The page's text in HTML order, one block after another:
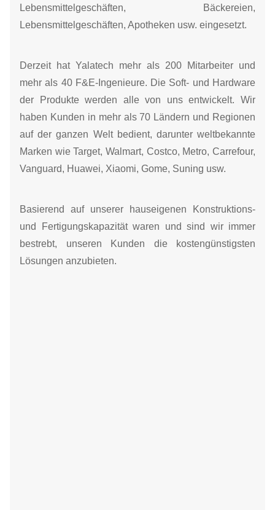
Lebensmittelgeschäften, Bäckereien,
Lebensmittelgeschäften, Apotheken usw. eingesetzt.
Derzeit hat Yalatech mehr als 200 Mitarbeiter und
mehr als 40 F&E-Ingenieure. Die Soft- und Hardware
der Produkte werden alle von uns entwickelt. Wir
haben Kunden in mehr als 70 Ländern und Regionen
auf der ganzen Welt bedient, darunter weltbekannte
Marken wie Target, Walmart, Costco, Metro, Carrefour,
Vanguard, Huawei, Xiaomi, Gome, Suning usw.
Basierend auf unserer hauseigenen Konstruktions-
und Fertigungskapazität waren und sind wir immer
bestrebt, unseren Kunden die kostengünstigsten
Lösungen anzubieten.